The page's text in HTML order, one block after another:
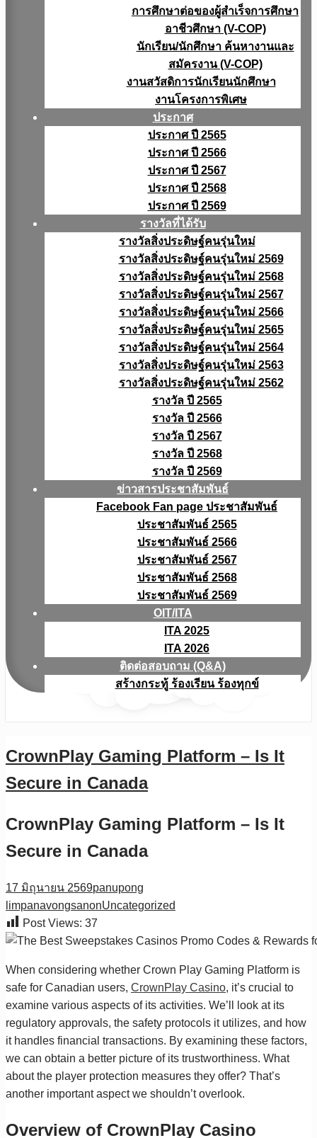
การศึกษาต่อของผู้สำเร็จการศึกษา
อาชีวศึกษา (V-COP)
นักเรียน/นักศึกษา ค้นหางานและ
สมัครงาน (V-COP)
งานสวัสดิการนักเรียนนักศึกษา
งานโครงการพิเศษ
ประกาศ
ประกาศ ปี 2565
ประกาศ ปี 2566
ประกาศ ปี 2567
ประกาศ ปี 2568
ประกาศ ปี 2569
รางวัลที่ได้รับ
รางวัลสิ่งประดิษฐ์คนรุ่นใหม่
รางวัลสิ่งประดิษฐ์คนรุ่นใหม่ 2569
รางวัลสิ่งประดิษฐ์คนรุ่นใหม่ 2568
รางวัลสิ่งประดิษฐ์คนรุ่นใหม่ 2567
รางวัลสิ่งประดิษฐ์คนรุ่นใหม่ 2566
รางวัลสิ่งประดิษฐ์คนรุ่นใหม่ 2565
รางวัลสิ่งประดิษฐ์คนรุ่นใหม่ 2564
รางวัลสิ่งประดิษฐ์คนรุ่นใหม่ 2563
รางวัลสิ่งประดิษฐ์คนรุ่นใหม่ 2562
รางวัล ปี 2565
รางวัล ปี 2566
รางวัล ปี 2567
รางวัล ปี 2568
รางวัล ปี 2569
ข่าวสารประชาสัมพันธ์
Facebook Fan page ประชาสัมพันธ์
ประชาสัมพันธ์ 2565
ประชาสัมพันธ์ 2566
ประชาสัมพันธ์ 2567
ประชาสัมพันธ์ 2568
ประชาสัมพันธ์ 2569
OIT/ITA
ITA 2025
ITA 2026
ติดต่อสอบถาม (Q&A)
สร้างกระทู้ ร้องเรียน ร้องทุกข์
CrownPlay Gaming Platform – Is It
Secure in Canada
CrownPlay Gaming Platform – Is It
Secure in Canada
17 มิถุนายน 2569panupong
limpanavongsanonUncategorized
Post Views: 37
When considering whether Crown Play Gaming Platform is
safe for Canadian users, CrownPlay Casino, it’s crucial to
examine various aspects of its activities. We’ll look at its
regulatory approvals, the safety protocols it utilizes, and how
it handles financial transactions. By examining these factors,
we can obtain a better picture of its trustworthiness. What
about the player protection measures they offer? That’s
another important aspect we shouldn’t overlook.
Overview of CrownPlay Casino